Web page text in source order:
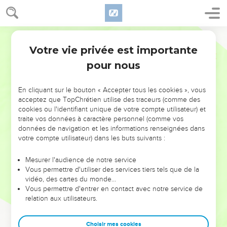
NE MANQUEZ PAS L’ÉVÉNEMENT
DE L’ANNÉE !
ET SI LEURS ERREURS POUVAIENT VOUS ÉVITER LES
VOTRES ?
leur foi ou leur vision. Mais on voit moins les doutes, les erreurs
et les saisons difficiles qu'ils ont traversés, alors même que ce
sont elles qui les ont façonnés.
Dans cette conférence, leaders, entrepreneurs, et responsables
clés pour avancer avec plus de sagesse afin que leurs erreurs
Votre vie privée est importante
pour nous
En cliquant sur le bouton « Accepter tous les cookies », vous
acceptez que TopChrétien utilise des traceurs (comme des
cookies ou l'identifiant unique de votre compte utilisateur) et
traite vos données à caractère personnel (comme vos
données de navigation et les informations renseignées dans
votre compte utilisateur) dans les buts suivants :
Mesurer l'audience de notre service
Vous permettre d'utiliser des services tiers tels que de la
vidéo, des cartes du monde…
Vous permettre d'entrer en contact avec notre service de
relation aux utilisateurs.
Choisir mes cookies